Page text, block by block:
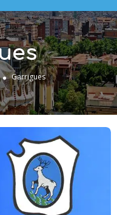
Garrigues